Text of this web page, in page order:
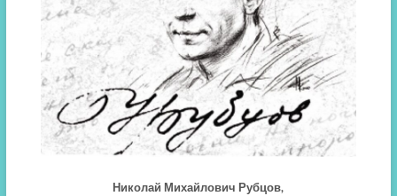
дополнительного образования
kB
Описание программ
дополнительного образования
МБОУ СШ № 4
188
kB
Скачать
АННОТАЦИИ к программам
дополнительного образования
МБОУ СШ № 4
415
kB
Скачать
Николай Михайлович Рубцов,